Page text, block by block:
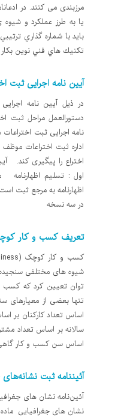
مرزبندی می کنند. در
یا به طرز عملکرد و شیوه
بايد با شماره گذاري
تكنيك هاي فني نوین
آیین نامه اجرایی ثبت
در ذیل آیین نامه
دستورالعمل مراحل ثبت
اداره ثبت اختراعات
اختراع را پیگیری کند.
در سه نسخه
تعریف کسب و کار
شیوه های مختلفی
توان تعیین کرد که کسب
تنها بعضی از
اساس تعداد کارکنان بر
سالانه بر اساس تعداد
اساس سن کسب و کار
آئين‎نامه ثبت نشانه‌های جغرافيايی
آئين‌نامه نشان های